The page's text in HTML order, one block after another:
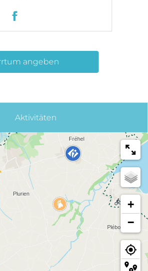
angeben
Aktivitäten
+
−